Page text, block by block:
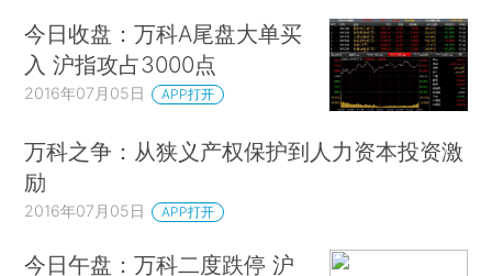
今日收盘：万科A尾盘大单买
入 沪指攻占3000点
2016年07月05日 APP打开
万科之争：从狭义产权保护到人力资本投资激
励
2016年07月05日 APP打开
今日午盘：万科二度跌停 沪